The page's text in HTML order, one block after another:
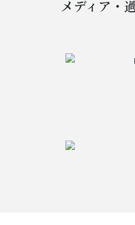
メディア・